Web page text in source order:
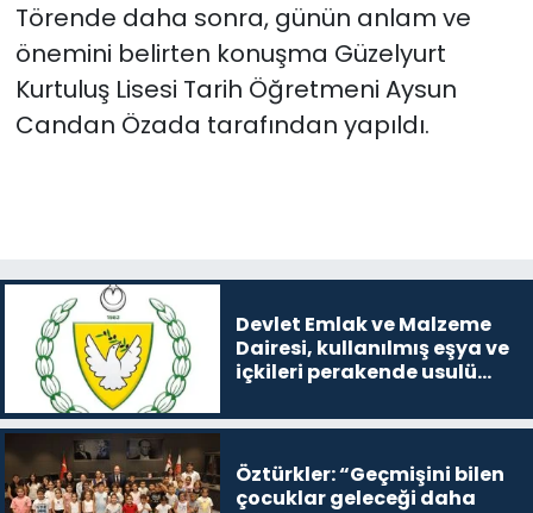
Törende daha sonra, günün anlam ve
önemini belirten konuşma Güzelyurt
Kurtuluş Lisesi Tarih Öğretmeni Aysun
Candan Özada tarafından yapıldı.
Devlet Emlak ve Malzeme
Dairesi, kullanılmış eşya ve
içkileri perakende usulü
Öztürkler: “Geçmişini bilen
çocuklar geleceği daha